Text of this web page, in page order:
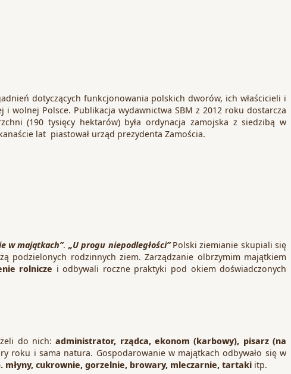
dotyczących funkcjonowania polskich dworów, ich właścicieli i
wolnej Polsce. Publikacja wydawnictwa SBM z 2012 roku dostarcza
(190 tysięcy hektarów) była ordynacja zamojska z siedzibą w
lat piastował urząd prezydenta Zamościa.
w majątkach”. „U progu niepodległości”Polski ziemianie skupiali się
podzielonych rodzinnych ziem. Zarządzanie olbrzymim majątkiem
rolnicze i odbywali roczne praktyki pod okiem doświadczonych
do nich:administrator, rządca, ekonom (karbowy), pisarz (na
roku i sama natura. Gospodarowanie w majątkach odbywało się w
cukrownie, gorzelnie, browary, mleczarnie, tartaki itp.